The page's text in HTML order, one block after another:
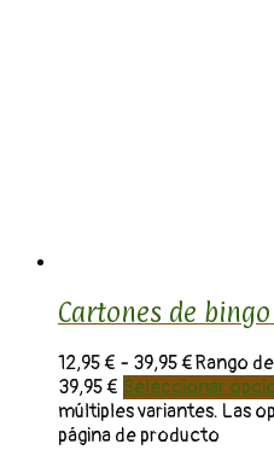
Cartones de
12,95€ - 39,95€Rango
39,95 € Seleccionar
múltiples variantes. Las
página de producto